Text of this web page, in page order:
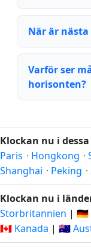
När är
Varför ser
horisonten?
Klockan nu i
Paris · Hongkong ·
Shanghai · Peking ·
Klockan nu i
Storbritannien | 🇩🇪
🇨🇦 Kanada | 🇦🇺